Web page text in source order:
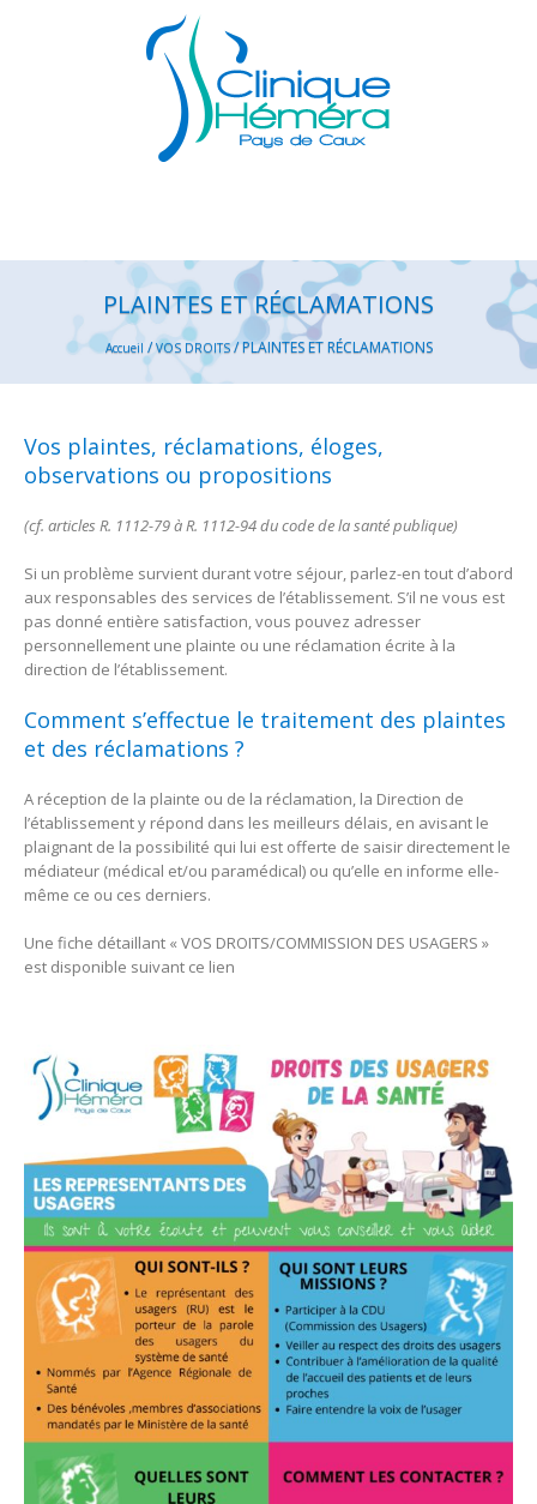
PLAINTES ET RÉCLAMATIONS
Accueil / VOS DROITS /PLAINTES ET RÉCLAMATIONS
Vos plaintes, réclamations, éloges,
observations ou propositions
(cf. articles R. 1112-79 à R. 1112-94 du code de la santé publique)
Si un problème survient durant votre séjour, parlez-en tout d’abord
aux responsables des services de l’établissement. S’il ne vous est
pas donné entière satisfaction, vous pouvez adresser
personnellement une plainte ou une réclamation écrite à la
direction de l’établissement.
Comment s’effectue le traitement des plaintes
et des réclamations ?
A réception de la plainte ou de la réclamation, la Direction de
l’établissement y répond dans les meilleurs délais, en avisant le
plaignant de la possibilité qui lui est offerte de saisir directement le
médiateur (médical et/ou paramédical) ou qu’elle en informe elle-
même ce ou ces derniers.
Une fiche détaillant « VOS DROITS/COMMISSION DES USAGERS »
est disponible suivant ce lien